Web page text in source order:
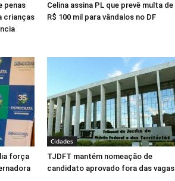
penas
crianças
Celina assina PL que prevê multa de
R$ 100 mil para vândalos no DF
força
Cidades
TJDFT mantém nomeação de
candidato aprovado fora das vagas